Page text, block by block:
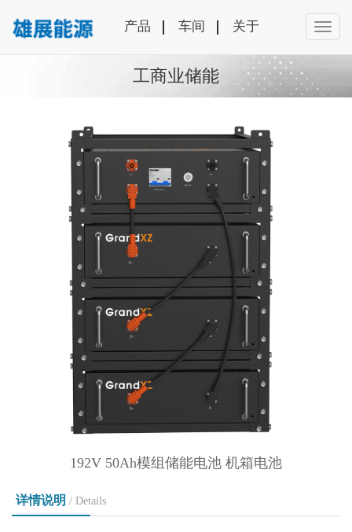
产品 车间 关于
工商业储能
192V 50Ah模组储能电池 机箱电池
详情说明 / Details